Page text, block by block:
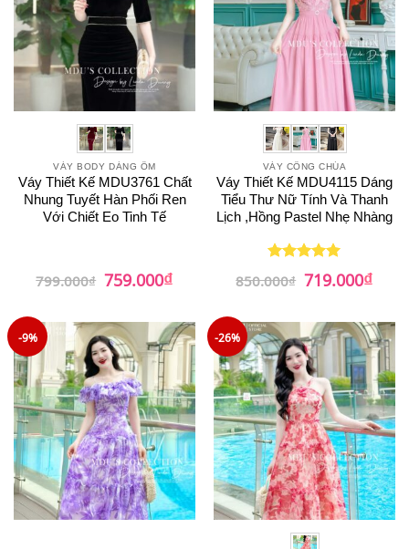
VÁY BODY DÁNG ÔM
Váy Thiết Kế MDU3761 Chất
Nhung Tuyết Hàn Phối Ren
Với Chiết Eo Tinh Tế
799.000₫ Giá
gốc
759.000₫Giá
hiện
759.000₫.
VÁY CÔNG CHÚA
Váy Thiết Kế MDU4115 Dáng
Tiểu Thư Nữ Tính Và Thanh
Lịch ,Hồng Pastel Nhẹ Nhàng
Được xếp
hạng
55
850.000₫ Giá
gốc
719.000₫Giá
hiện
-9% -26%